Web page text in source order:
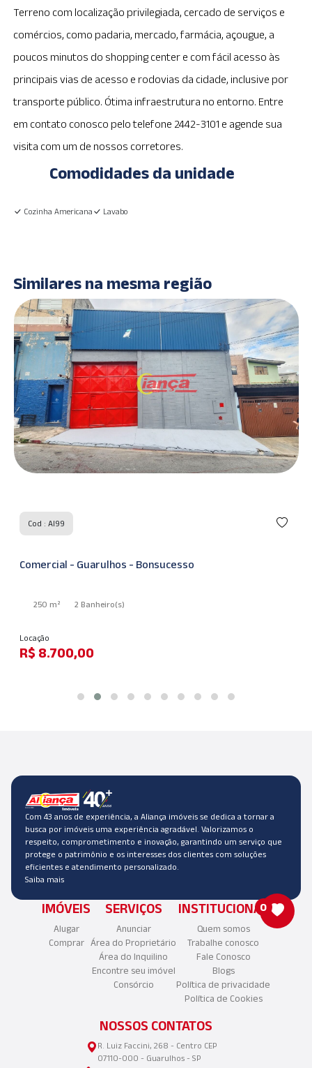
1
Terreno com localização privilegiada, cercado de serviços e
comércios, como padaria, mercado, farmácia, açougue, a
poucos minutos do shopping center e com fácil acesso às
principais vias de acesso e rodovias da cidade, inclusive por
transporte público. Ótima infraestrutura no entorno. Entre
em contato conosco pelo telefone 2442-3101 e agende sua
visita com um de nossos corretores.
Comodidades da unidade
Cozinha Americana Lavabo
Similares na mesma região
Cod : AI99
Comercial - Guarulhos - Bonsucesso
250 m² 2 Banheiro(s)
Locação
R$ 8.700,00
Com 43 anos de experiência, a Aliança imóveis se dedica a tornar a
busca por imóveis uma experiência agradável. Valorizamos o
respeito, comprometimento e inovação, garantindo um serviço que
protege o patrimônio e os interesses dos clientes com soluções
eficientes e atendimento personalizado.
Saiba mais
IMÓVEIS
Alugar
Comprar
SERVIÇOS
Anunciar
Área do Proprietário
Área do Inquilino
Encontre seu imóvel
Consórcio
INSTITUCIONAL
Quem somos
Trabalhe conosco
Fale Conosco
Blogs
Política de privacidade
Política de Cookies
NOSSOS CONTATOS
R. Luiz Faccini, 268 - Centro CEP
07110-000 - Guarulhos - SP
0